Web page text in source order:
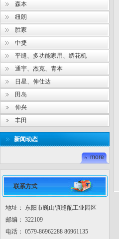
森本
纽朗
胜家
中捷
平缝、多功能家用、绣花机
通宇、杰克、青本
日星、伸仕达
田岛
伸兴
丰田
新闻动态
more
联系方式
地址： 东阳市巍山镇缝配工业园区
邮编： 322109
电话： 0579-86962288 86961135